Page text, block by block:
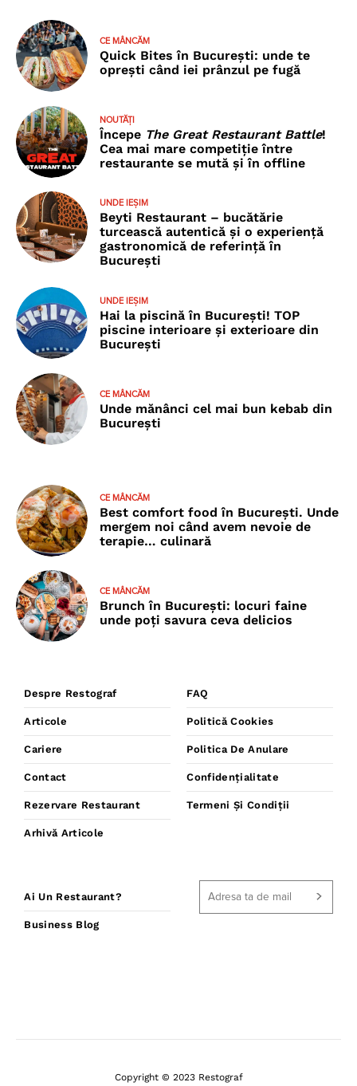
CE MÂNCĂM
Quick Bites în București: unde te
oprești când iei prânzul pe fugă
NOUTĂȚI
Începe The Great Restaurant Battle!
Cea mai mare competiție între
restaurante se mută și în offline
UNDE IEȘIM
Beyti Restaurant – bucătărie
turcească autentică și o experiență
gastronomică de referință în
București
UNDE IEȘIM
Hai la piscină în București! TOP
piscine interioare și exterioare din
București
CE MÂNCĂM
Unde mănânci cel mai bun kebab din
București
CE MÂNCĂM
Best comfort food în București. Unde
mergem noi când avem nevoie de
terapie… culinară
CE MÂNCĂM
Brunch în București: locuri faine
unde poţi savura ceva delicios
Despre Restograf
Articole
Cariere
Contact
Rezervare Restaurant
Arhivă Articole
FAQ
Politică Cookies
Politica De Anulare
Confidențialitate
Termeni Și Condiții
Ai Un Restaurant?
Business Blog
Copyright © 2023 Restograf